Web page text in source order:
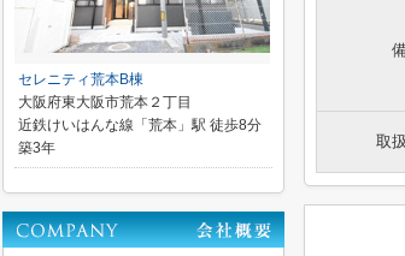
取
セレニティ荒本B棟
大阪府東大阪市荒本２丁目
近鉄けいはんな線「荒本」駅 徒歩8分
築3年